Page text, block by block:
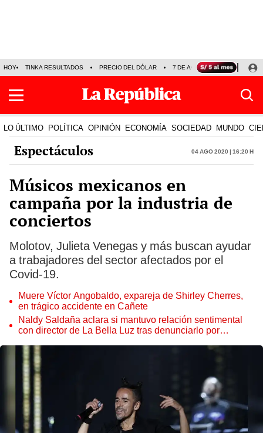
HOY TINKA RESULTADOS PRECIO DEL DÓLAR 7 DE AGOSTO OLLANTA
LO ÚLTIMO POLÍTICA OPINIÓN ECONOMÍA SOCIEDAD MUNDO
Espectáculos 04 Ago 2020 | 16:20 h
Músicos mexicanos en
campaña por la industria de
conciertos
Molotov, Julieta Venegas y más buscan ayudar
a trabajadores del sector afectados por el
Covid-19.
Muere Víctor Angobaldo, expareja de Shirley Cherres,
en trágico accidente en Cañete
Naldy Saldaña aclara si mantuvo relación sentimental
con director de La Bella Luz tras denunciarlo por